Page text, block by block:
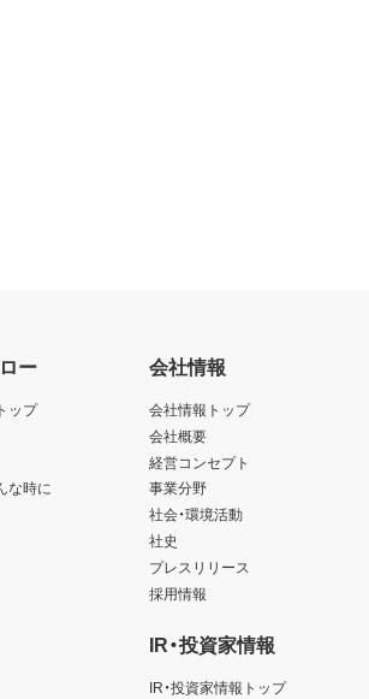
ー
ップ
な時に
会社情報
会社情報トップ
会社概要
経営コンセプト
事業分野
社会・環境活動
社史
プレスリリース
採用情報
IR・投資家情報
IR・投資家情報トップ